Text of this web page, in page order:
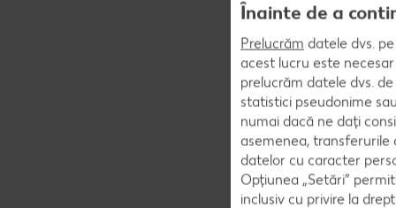
Înainte de a
Prelucrăm datele dvs.
acest lucru este
prelucrăm datele dvs.
statistici pseudonime
numai dacă ne dați
asemenea,
datelor cu caracter
Opțiunea „Setări”
inclusiv cu privire la